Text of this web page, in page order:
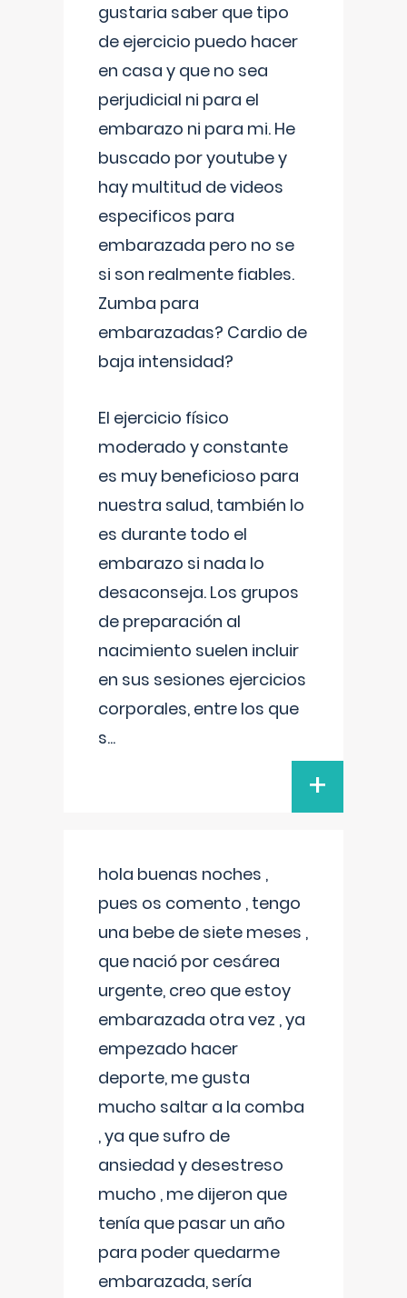
gustaria saber que tipo
de ejercicio puedo hacer
en casa y que no sea
perjudicial ni para el
embarazo ni para mi. He
buscado por youtube y
hay multitud de videos
especificos para
embarazada pero no se
si son realmente fiables.
Zumba para
embarazadas? Cardio de
baja intensidad?
El ejercicio físico
moderado y constante
es muy beneficioso para
nuestra salud, también lo
es durante todo el
embarazo si nada lo
desaconseja. Los grupos
de preparación al
nacimiento suelen incluir
en sus sesiones ejercicios
corporales, entre los que
s...
+
hola buenas noches ,
pues os comento , tengo
una bebe de siete meses ,
que nació por cesárea
urgente, creo que estoy
embarazada otra vez , ya
empezado hacer
deporte, me gusta
mucho saltar a la comba
, ya que sufro de
ansiedad y desestreso
mucho , me dijeron que
tenía que pasar un año
para poder quedarme
embarazada, sería